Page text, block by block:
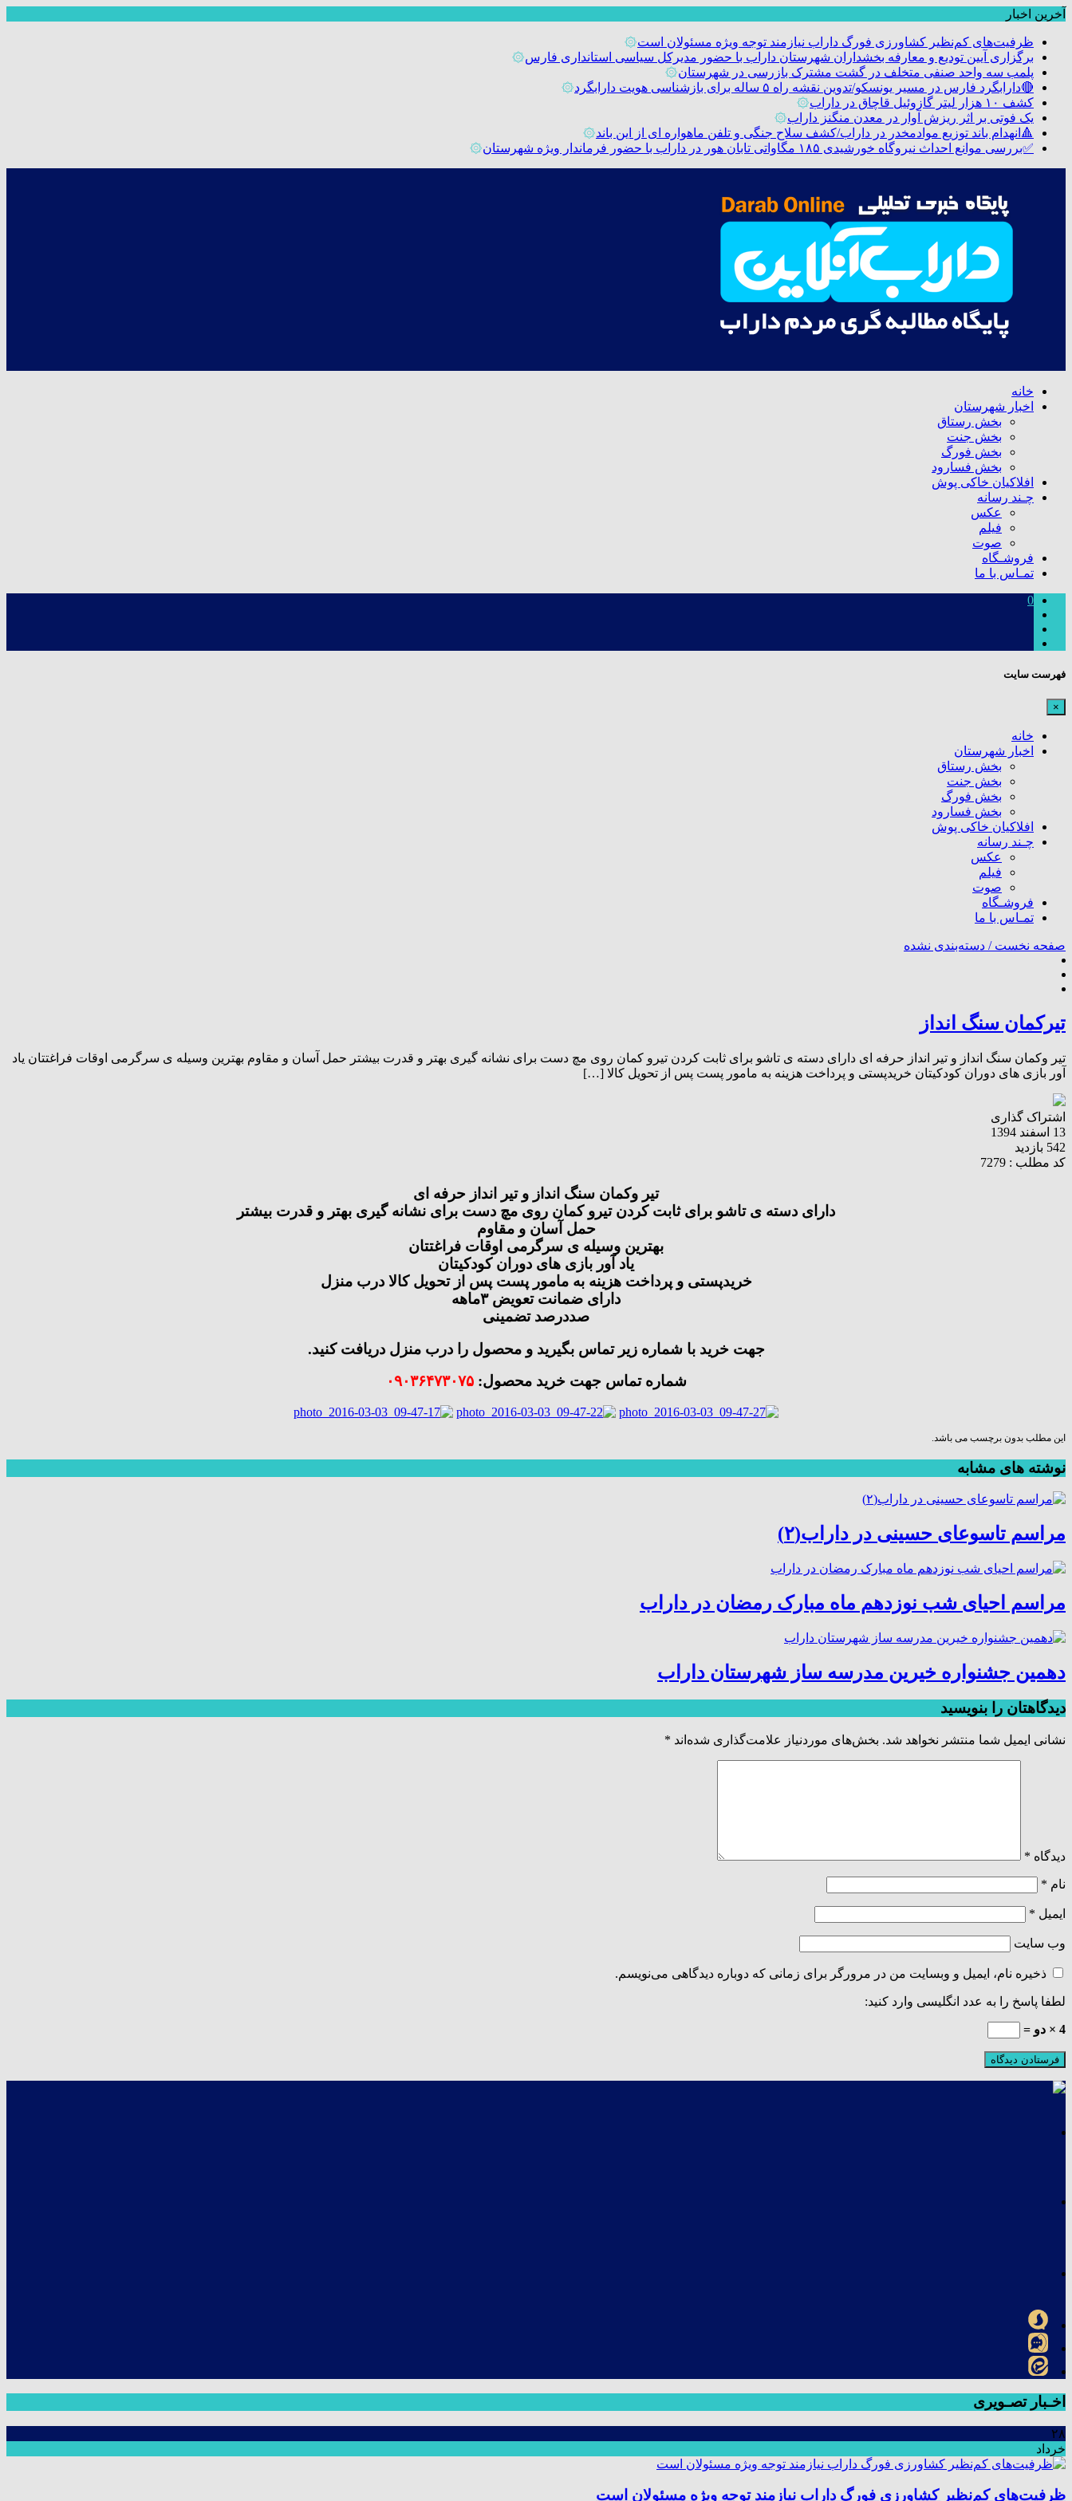
آخرین اخبار
ظرفیت‌های کم‌نظیر کشاورزی فورگ داراب نیازمند توجه ویژه مسئولان است۞
برگزاری آیین تودیع و معارفه بخشداران شهرستان داراب با حضور مدیرکل سیاسی استانداری فارس۞
پلمب سه واحد صنفی متخلف در گشت مشترک بازرسی در شهرستان۞
🔴دارابگرد فارس در مسیر یونسکو/تدوین نقشه راه ۵ ساله برای بازشناسی هویت دارابگرد
۞
کشف ۱۰ هزار لیتر گازوئیل قاچاق در داراب
۞
یک فوتی بر اثر ریزش آوار در معدن منگنز داراب۞
🔺انهدام باند توزیع موادمخدر در داراب/کشف سلاح جنگی و تلفن ماهواره ای از این باند۞
✅بررسی موانع احداث نیروگاه خورشیدی ۱۸۵ مگاواتی تابان هور در داراب با حضور فرماندار ویژه شهرستان
۞
خانه
اخبار شهرستان
بخش رستاق
بخش جنت
بخش فورگ
بخش فسارود
افلاکیان خاکی پوش
چـند رسانه
عکس
فیلم
صوت
فروشـگاه
تمـاس با ما
0
فهرست سایت
×
خانه
اخبار شهرستان
بخش رستاق
بخش جنت
بخش فورگ
بخش فسارود
افلاکیان خاکی پوش
چـند رسانه
عکس
فیلم
صوت
فروشـگاه
تمـاس با ما
صفحه نخست / دسته‌بندی نشده
تیرکمان سنگ انداز
تیر وکمان سنگ انداز و تیر انداز حرفه ای دارای دسته ی تاشو برای ثابت کردن تیرو کمان روی مچ دست برای نشانه گیری بهتر و قدرت بیشتر حمل آسان و مقاوم بهترین وسیله ی سرگرمی اوقات فراغتتان یاد
آور بازی های دوران کودکیتان خریدپستی و پرداخت هزینه به مامور پست پس از تحویل کالا […]
اشتراک گذاری
13 اسفند 1394
542 بازدید
کد مطلب : 7279
تیر وکمان سنگ انداز و تیر انداز حرفه ای
دارای دسته ی تاشو برای ثابت کردن تیرو کمان روی مچ دست برای نشانه گیری بهتر و قدرت بیشتر
حمل آسان و مقاوم
بهترین وسیله ی سرگرمی اوقات فراغتتان
یاد آور بازی های دوران کودکیتان
خریدپستی و پرداخت هزینه به مامور پست پس از تحویل کالا درب منزل
دارای ضمانت تعویض ۳ماهه
صددرصد تضمینی
جهت خرید با شماره زیر تماس بگیرید و محصول را درب منزل دریافت کنید.
شماره تماس جهت خرید محصول:۰۹۰۳۶۴۷۳۰۷۵
این مطلب بدون برچسب می باشد.
نوشته های مشابه
مراسم تاسوعای حسینی در داراب(۲)
مراسم احیای شب نوزدهم ماه مبارک رمضان در داراب
دهمین جشنواره خیرین مدرسه ساز شهرستان داراب
دیدگاهتان را بنویسید
نشانی ایمیل شما منتشر نخواهد شد. بخش‌های موردنیاز علامت‌گذاری شده‌اند *
دیدگاه *
نام *
ایمیل *
وب‌ سایت
ذخیره نام، ایمیل و وبسایت من در مرورگر برای زمانی که دوباره دیدگاهی می‌نویسم.
لطفا پاسخ را به عدد انگلیسی وارد کنید:
4 × دو =
اخـبار تصـویری
۲۸
خرداد
ظرفیت‌های کم‌نظیر کشاورزی فورگ داراب نیازمند توجه ویژه مسئولان است